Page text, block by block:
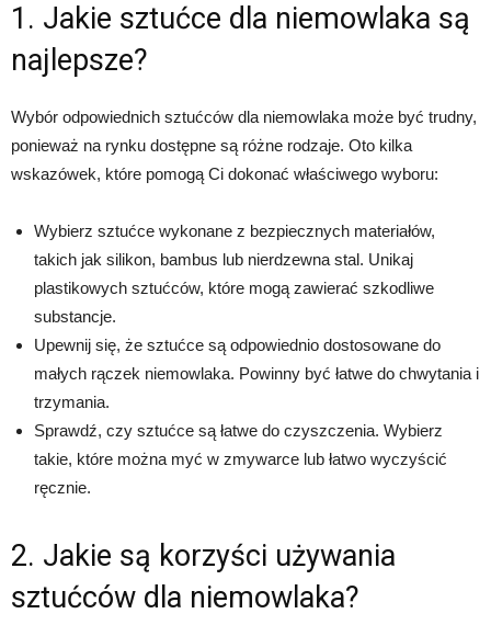
1. Jakie sztućce dla niemowlaka są
najlepsze?
Wybór odpowiednich sztućców dla niemowlaka może być trudny,
ponieważ na rynku dostępne są różne rodzaje. Oto kilka
wskazówek, które pomogą Ci dokonać właściwego wyboru:
Wybierz sztućce wykonane z bezpiecznych materiałów,
takich jak silikon, bambus lub nierdzewna stal. Unikaj
plastikowych sztućców, które mogą zawierać szkodliwe
substancje.
Upewnij się, że sztućce są odpowiednio dostosowane do
małych rączek niemowlaka. Powinny być łatwe do chwytania i
trzymania.
Sprawdź, czy sztućce są łatwe do czyszczenia. Wybierz
takie, które można myć w zmywarce lub łatwo wyczyścić
ręcznie.
2. Jakie są korzyści używania
sztućców dla niemowlaka?